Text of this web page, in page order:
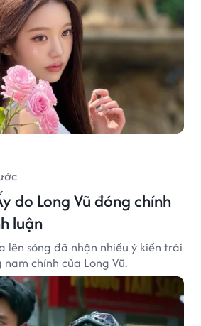
do Long Vũ đóng chính
luận
lên sóng đã nhận nhiều ý kiến trái
chính của Long Vũ.